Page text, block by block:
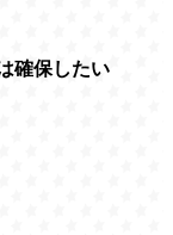
確保したい